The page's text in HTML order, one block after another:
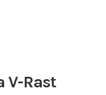
V-Rast